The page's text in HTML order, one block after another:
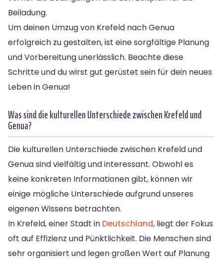
Beiladung.
Um deinen Umzug von Krefeld nach Genua
erfolgreich zu gestalten, ist eine sorgfältige Planung
und Vorbereitung unerlässlich. Beachte diese
Schritte und du wirst gut gerüstet sein für dein neues
Leben in Genua!
Was sind die kulturellen Unterschiede zwischen Krefeld und
Genua?
Die kulturellen Unterschiede zwischen Krefeld und
Genua sind vielfältig und interessant. Obwohl es
keine konkreten Informationen gibt, können wir
einige mögliche Unterschiede aufgrund unseres
eigenen Wissens betrachten.
In Krefeld, einer Stadt in Deutschland, liegt der Fokus
oft auf Effizienz und Pünktlichkeit. Die Menschen sind
sehr organisiert und legen großen Wert auf Planung